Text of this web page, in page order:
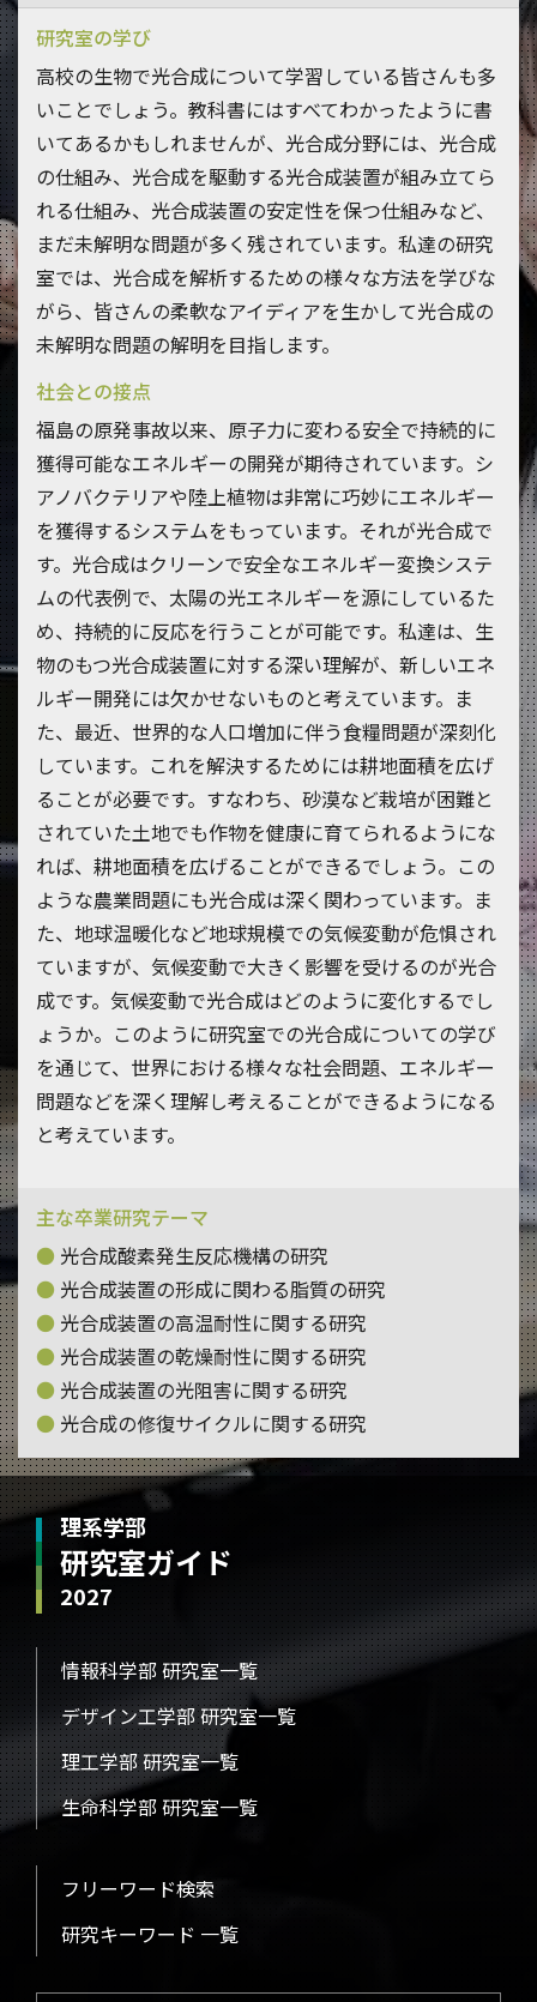
研究室の学び
高校の生物で光合成について学習している皆さんも多
いことでしょう。教科書にはすべてわかったように書
いてあるかもしれませんが、光合成分野には、光合成
の仕組み、光合成を駆動する光合成装置が組み立てら
れる仕組み、光合成装置の安定性を保つ仕組みなど、
まだ未解明な問題が多く残されています。私達の研究
室では、光合成を解析するための様々な方法を学びな
がら、皆さんの柔軟なアイディアを生かして光合成の
未解明な問題の解明を目指します。
社会との接点
福島の原発事故以来、原子力に変わる安全で持続的に
獲得可能なエネルギーの開発が期待されています。シ
アノバクテリアや陸上植物は非常に巧妙にエネルギー
を獲得するシステムをもっています。それが光合成で
す。光合成はクリーンで安全なエネルギー変換システ
ムの代表例で、太陽の光エネルギーを源にしているた
め、持続的に反応を行うことが可能です。私達は、生
物のもつ光合成装置に対する深い理解が、新しいエネ
ルギー開発には欠かせないものと考えています。ま
た、最近、世界的な人口増加に伴う食糧問題が深刻化
しています。これを解決するためには耕地面積を広げ
ることが必要です。すなわち、砂漠など栽培が困難と
されていた土地でも作物を健康に育てられるようにな
れば、耕地面積を広げることができるでしょう。この
ような農業問題にも光合成は深く関わっています。ま
た、地球温暖化など地球規模での気候変動が危惧され
ていますが、気候変動で大きく影響を受けるのが光合
成です。気候変動で光合成はどのように変化するでし
ょうか。このように研究室での光合成についての学び
を通じて、世界における様々な社会問題、エネルギー
問題などを深く理解し考えることができるようになる
と考えています。
主な卒業研究テーマ
光合成酸素発生反応機構の研究
光合成装置の形成に関わる脂質の研究
光合成装置の高温耐性に関する研究
光合成装置の乾燥耐性に関する研究
光合成装置の光阻害に関する研究
光合成の修復サイクルに関する研究
理系学部
研究室ガイド
2027
情報科学部 研究室一覧
デザイン工学部 研究室一覧
理工学部 研究室一覧
生命科学部 研究室一覧
フリーワード検索
研究キーワード 一覧